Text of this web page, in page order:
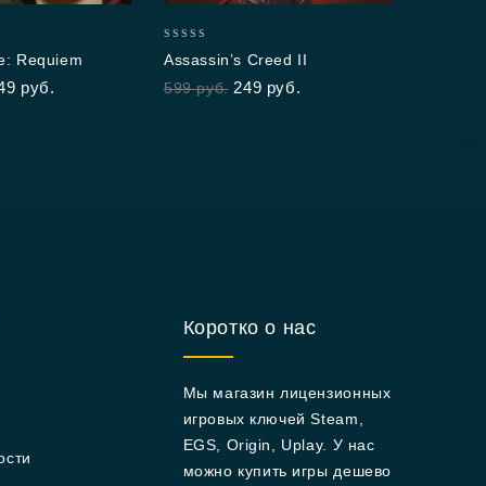
Requiem
руб.
out
of
Assassin’s Creed II
599руб. 249 руб.
Коротко о нас
Мы магазин лицензионных
игровых ключей Steam,
EGS, Origin, Uplay. У нас
можно купить игры дешево